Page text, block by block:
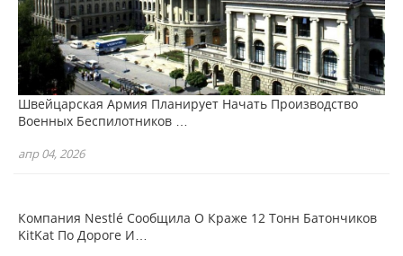
Швейцарская Армия Планирует Начать Производство
Военных Беспилотников …
апр 04, 2026
Компания Nestlé Сообщила О Краже 12 Тонн Батончиков
KitKat По Дороге И…